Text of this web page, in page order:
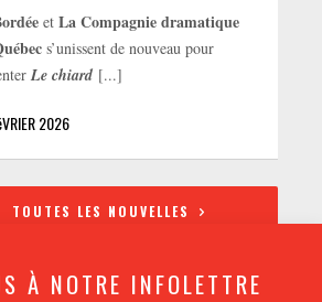
À NOTRE INFOLETTRE
etLa Compagnie dramatique
s’unissent de nouveau pour
Le chiard [...]
2026
TOUTES LES NOUVELLES